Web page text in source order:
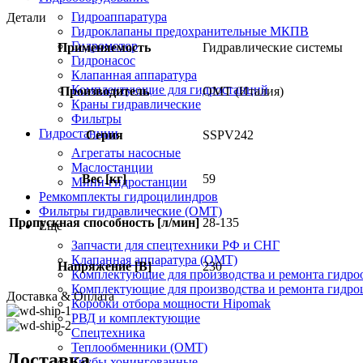
Гидроаппаратура
Гидроклапаны предохранительные МКПВ
Гидромотор
Гидронасос
Клапанная аппаратура
Комплектующие для гидростанций
Краны гидравлические
Фильтры
Гидростанции
Агрегаты насосные
Маслостанции
Мини-гидростанции
Ремкомплекты гидроцилиндров
Фильтры гидравлические (OMT)
Еще
Запчасти для спецтехники РФ и СНГ
Клапанная аппаратура (OMT)
Комплектующие для производства и ремонта
Комплектующие для производства и ремонта
Коробки отбора мощности Hipomak
РВД и комплектующие
Спецтехника
Теплообменники (OMT)
Детали
Применяемость Гидравлические системы
Производитель OMT (Италия)
Серия SSPV242
Вес [кг] 59
Пропускная способность [л/мин] 28-135
Напряжение [В] 230
Доставка & Оплата